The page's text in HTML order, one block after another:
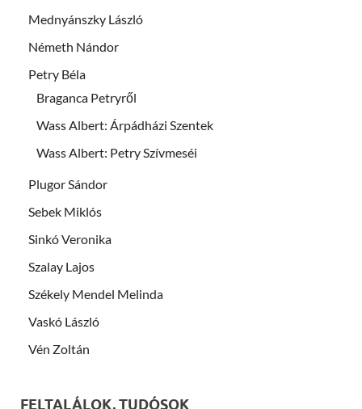
Mednyánszky László
Németh Nándor
Petry Béla
Braganca Petryről
Wass Albert: Árpádházi Szentek
Wass Albert: Petry Szívmeséi
Plugor Sándor
Sebek Miklós
Sinkó Veronika
Szalay Lajos
Székely Mendel Melinda
Vaskó László
Vén Zoltán
FELTALÁLOK, TUDÓSOK